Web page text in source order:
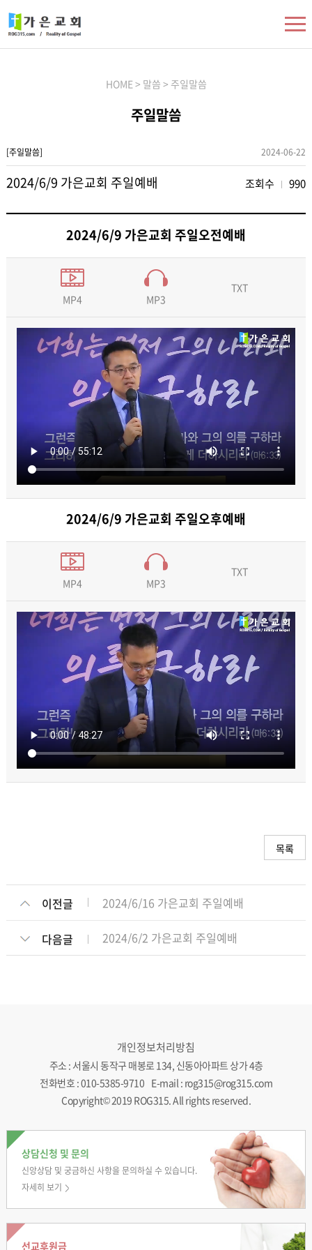
HOME > 말씀 > 주일말씀
주일말씀
[주일말씀] 2024-06-22
2024/6/9 가은교회 주일예배 조회수 990
2024/6/9 가은교회 주일오전예배
MP4 MP3
TXT
2024/6/9 가은교회 주일오후예배
MP4 MP3
TXT
목록
이전글 2024/6/16 가은교회 주일예배
2024/6/2 가은교회 주일예배
다음글
개인정보처리방침
주소 : 서울시 동작구 매봉로 134, 신동아아파트 상가 4층
전화번호 : 010-5385-9710 E-mail : rog315@rog315.com
Copyright© 2019 ROG315. All rights reserved.
상담신청 및 문의
신앙상담 및 궁금하신사항을 문의하실 수 있습니다.
자세히 보기
선교후원금